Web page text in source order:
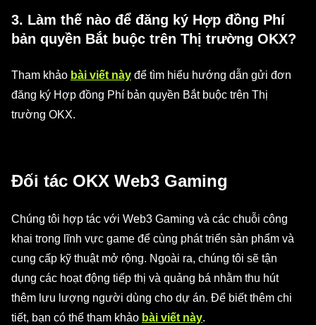
3. Làm thế nào để đăng ký Hợp đồng Phí
bản quyền Bắt buộc trên Thị trường OKX?
Tham khảo bài viết này để tìm hiểu hướng dẫn gửi đơn
đăng ký Hợp đồng Phí bản quyền Bắt buộc trên Thị
trường OKX.
Đối tác OKX Web3 Gaming
Chúng tôi hợp tác với Web3 Gaming và các chuỗi công
khai trong lĩnh vực game để cùng phát triển sản phẩm và
cung cấp kỹ thuật mở rộng. Ngoài ra, chúng tôi sẽ tận
dụng các hoạt động tiếp thị và quảng bá nhằm thu hút
thêm lưu lượng người dùng cho dự án. Để biết thêm chi
tiết, bạn có thể tham khảo bài viết này.